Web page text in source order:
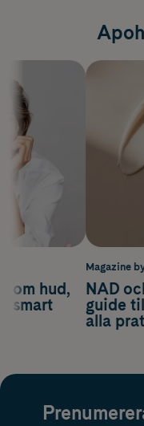
om hud,
smart
Magazine
NAD
guide
alla